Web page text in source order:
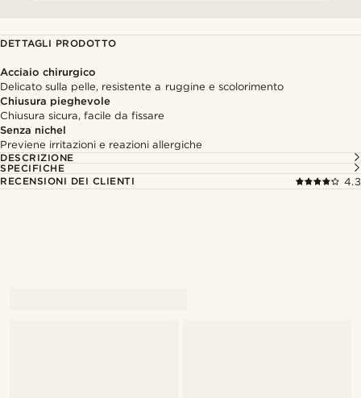
DETTAGLI PRODOTTO
Acciaio chirurgico
Delicato sulla pelle, resistente a ruggine e scolorimento
Chiusura pieghevole
Chiusura sicura, facile da fissare
Senza nichel
Previene irritazioni e reazioni allergiche
DESCRIZIONE
SPECIFICHE
RECENSIONI DEI CLIENTI
4.3